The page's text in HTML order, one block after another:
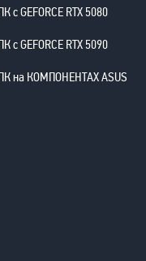
с GEFORCE RTX 5080
с GEFORCE RTX 5090
на КОМПОНЕНТАХ ASUS